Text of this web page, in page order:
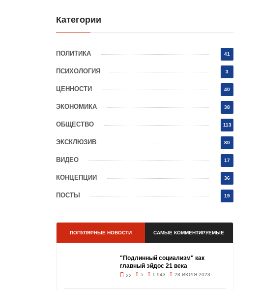
Категории
ПОЛИТИКА 41
ПСИХОЛОГИЯ 3
ЦЕННОСТИ 40
ЭКОНОМИКА 38
ОБЩЕСТВО 113
ЭКСКЛЮЗИВ 80
ВИДЕО 17
КОНЦЕПЦИИ 36
ПОСТЫ 19
ПОПУЛЯРНЫЕ НОВОСТИ САМЫЕ КОММЕНТИРУЕМЫЕ
"Подлинный социализм" как
главный эйдос 21 века
22 5 1 943 28 ИЮЛЯ 2023